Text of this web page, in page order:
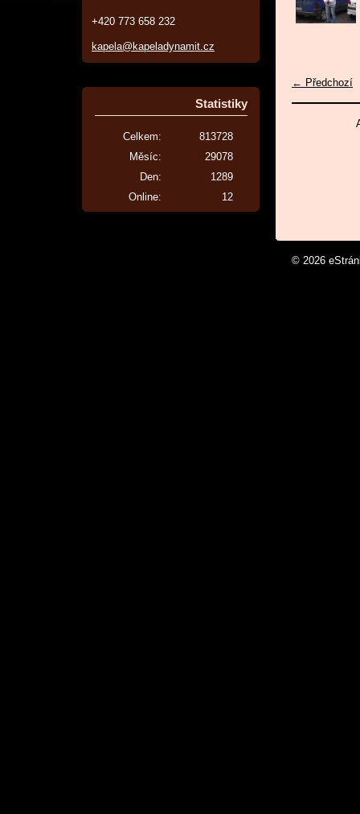
+420 773 658 232
kapela@kapeladynamit.cz
Statistiky
Online: 12
Celkem:
813728
Měsíc:
29078
Den:
1289
← Předchozí
© 2026